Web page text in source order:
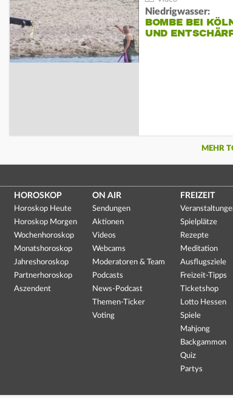
Niedrigwasser:
BOMBE BEI
UND
MEHR
HOROSKOP
Horoskop Heute
Horoskop Morgen
Wochenhoroskop
Monatshoroskop
Jahreshoroskop
Partnerhoroskop
Aszendent
ON AIR
Sendungen
Aktionen
Videos
Webcams
Moderatoren & Team
Podcasts
News-Podcast
Themen-Ticker
Voting
FREIZEIT
Spielplätze
Rezepte
Meditation
Ausflugsziele
Freizeit-Tipps
Ticketshop
Lotto Hessen
Spiele
Mahjong
Backgammon
Quiz
Partys